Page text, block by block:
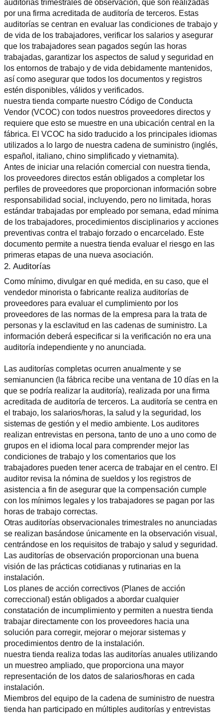
auditorías trimestrales de observación, que son realizadas
por una firma acreditada de auditoría de terceros. Estas
auditorías se centran en evaluar las condiciones de trabajo y
de vida de los trabajadores, verificar los salarios y asegurar
que los trabajadores sean pagados según las horas
trabajadas, garantizar los aspectos de salud y seguridad en
los entornos de trabajo y de vida debidamente mantenidos,
así como asegurar que todos los documentos y registros
estén disponibles, válidos y verificados.
nuestra tienda comparte nuestro Código de Conducta
Vendor (VCOC) con todos nuestros proveedores directos y
requiere que esto se muestre en una ubicación central en la
fábrica. El VCOC ha sido traducido a los principales idiomas
utilizados a lo largo de nuestra cadena de suministro (inglés,
español, italiano, chino simplificado y vietnamita).
Antes de iniciar una relación comercial con nuestra tienda,
los proveedores directos están obligados a completar los
perfiles de proveedores que proporcionan información sobre
responsabilidad social, incluyendo, pero no limitada, horas
estándar trabajadas por empleado por semana, edad mínima
de los trabajadores, procedimientos disciplinarios y acciones
preventivas contra el trabajo forzado o encarcelado. Este
documento permite a nuestra tienda evaluar el riesgo en las
primeras etapas de una nueva asociación.
2. Auditorías
Como mínimo, divulgar en qué medida, en su caso, que el
vendedor minorista o fabricante realiza auditorías de
proveedores para evaluar el cumplimiento por los
proveedores de las normas de la empresa para la trata de
personas y la esclavitud en las cadenas de suministro. La
información deberá especificar si la verificación no era una
auditoría independiente y no anunciada.
Las auditorías completas ocurren anualmente y se
semianuncien (la fábrica recibe una ventana de 10 días en la
que se podría realizar la auditoría), realizada por una firma
acreditada de auditoría de terceros. La auditoría se centra en
el trabajo, los salarios/horas, la salud y la seguridad, los
sistemas de gestión y el medio ambiente. Los auditores
realizan entrevistas en persona, tanto de uno a uno como de
grupos en el idioma local para comprender mejor las
condiciones de trabajo y los comentarios que los
trabajadores pueden tener acerca de trabajar en el centro. El
auditor revisa la nómina de sueldos y los registros de
asistencia a fin de asegurar que la compensación cumple
con los mínimos legales y los trabajadores se pagan por las
horas de trabajo correctas.
Otras auditorías observacionales trimestrales no anunciadas
se realizan basándose únicamente en la observación visual,
centrándose en los requisitos de trabajo y salud y seguridad.
Las auditorías de observación proporcionan una buena
visión de las prácticas cotidianas y rutinarias en la
instalación.
Los planes de acción correctivos (Planes de acción
correccional) están obligados a abordar cualquier
constatación de incumplimiento y permiten a nuestra tienda
trabajar directamente con los proveedores hacia una
solución para corregir, mejorar o mejorar sistemas y
procedimientos dentro de la instalación.
nuestra tienda realiza todas las auditorías anuales utilizando
un muestreo ampliado, que proporciona una mayor
representación de los datos de salarios/horas en cada
instalación.
Miembros del equipo de la cadena de suministro de nuestra
tienda han participado en múltiples auditorías y entrevistas